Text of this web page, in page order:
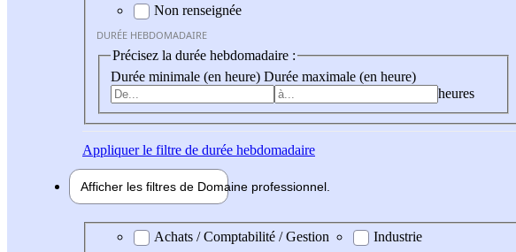
Non renseignée
DURÉE HEBDOMADAIRE
Précisez la durée hebdomadaire :
Durée minimale (en heure) Durée maximale (en heure)
heures
Appliquerle filtre de durée hebdomadaire
Afficher les filtres de Domaine professionnel
Domaine professionel
Achats / Comptabilité / Gestion
Industrie